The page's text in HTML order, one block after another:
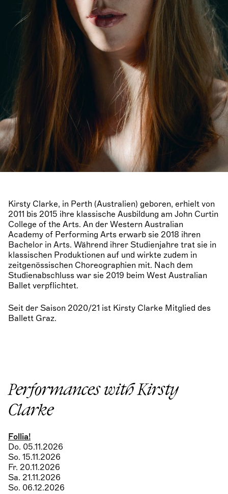
Kirsty Clarke, in Perth (Australien) geboren, erhielt von
2011 bis 2015 ihre klassische Ausbildung am John Curtin
College of the Arts. An der Western Australian
Academy of Performing Arts erwarb sie 2018 ihren
Bachelor in Arts. Während ihrer Studienjahre trat sie in
klassischen Produktionen auf und wirkte zudem in
zeitgenössischen Choreographien mit. Nach dem
Studienabschluss war sie 2019 beim West Australian
Ballet verpflichtet.
Seit der Saison 2020/21 ist Kirsty Clarke Mitglied des
Ballett Graz.
Performances with Kirsty
Clarke
Follia!
Do. 05.11.2026
So. 15.11.2026
Fr. 20.11.2026
Sa. 21.11.2026
So. 06.12.2026